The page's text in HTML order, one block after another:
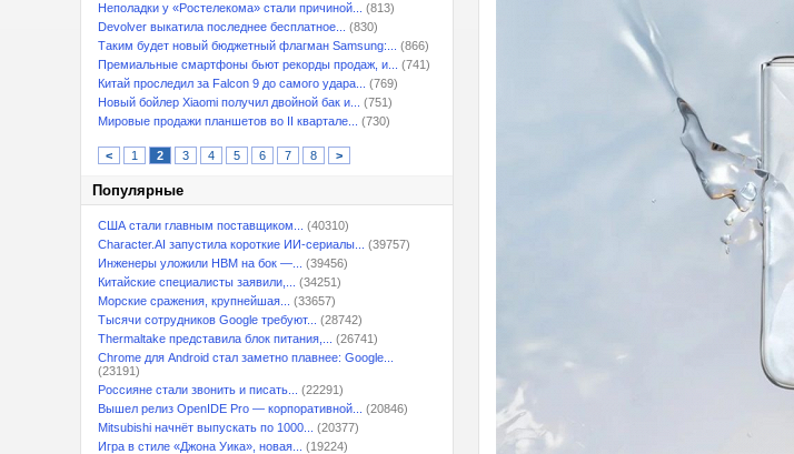
Неполадки у «Ростелекома» стали причиной...
(813)
Devolver выкатила последнее бесплатное...
(830)
Таким будет новый бюджетный флагман Samsung:...
(866)
Премиальные смартфоны бьют рекорды продаж, и...
(741)
Китай проследил за Falcon 9 до самого удара...
(769)
Новый бойлер Xiaomi получил двойной бак и...
(751)
Мировые продажи планшетов во II квартале...
(730)
< 1 2 3 4 5 6 7 8 >
Популярные
США стали главным поставщиком...
(40310)
Character.AI запустила короткие ИИ-сериалы...
(39757)
Инженеры уложили HBM на бок —...
(39456)
Китайские специалисты заявили,...
(34251)
Морские сражения, крупнейшая...
(33657)
Тысячи сотрудников Google требуют...
(28742)
Thermaltake представила блок питания,...
(26741)
Chrome для Android стал заметно плавнее: Google...
(23191)
Россияне стали звонить и писать...
(22291)
Вышел релиз OpenIDE Pro — корпоративной...
(20846)
Mitsubishi начнёт выпускать по 1000...
(20377)
Игра в стиле «Джона Уика», новая...
(19224)